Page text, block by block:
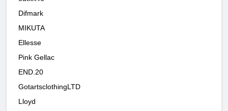
Difmark
MIKUTA
Ellesse
Pink Gellac
END.20
GotartsclothingLTD
Lloyd